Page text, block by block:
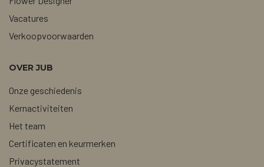
Vacatures
Verkoopvoorwaarden
OVER JUB
Onze geschiedenis
Kernactiviteiten
Het team
Certificaten en keurmerken
Privacystatement